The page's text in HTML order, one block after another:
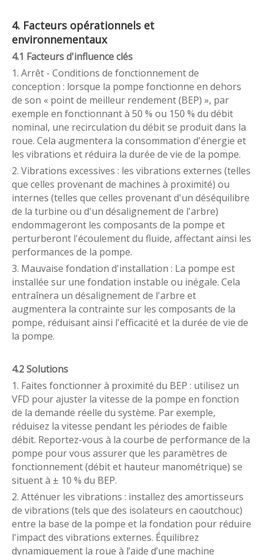
4. Facteurs opérationnels et
environnementaux
4.1 Facteurs d'influence clés
1. Arrêt - Conditions de fonctionnement de
conception : lorsque la pompe fonctionne en dehors
de son « point de meilleur rendement (BEP) », par
exemple en fonctionnant à 50 % ou 150 % du débit
nominal, une recirculation du débit se produit dans la
roue. Cela augmentera la consommation d'énergie et
les vibrations et réduira la durée de vie de la pompe.
2. Vibrations excessives : les vibrations externes (telles
que celles provenant de machines à proximité) ou
internes (telles que celles provenant d'un déséquilibre
de la turbine ou d'un désalignement de l'arbre)
endommageront les composants de la pompe et
perturberont l'écoulement du fluide, affectant ainsi les
performances de la pompe.
3. Mauvaise fondation d'installation : La pompe est
installée sur une fondation instable ou inégale. Cela
entraînera un désalignement de l'arbre et
augmentera la contrainte sur les composants de la
pompe, réduisant ainsi l'efficacité et la durée de vie de
la pompe.
4.2 Solutions
1. Faites fonctionner à proximité du BEP : utilisez un
VFD pour ajuster la vitesse de la pompe en fonction
de la demande réelle du système. Par exemple,
réduisez la vitesse pendant les périodes de faible
débit. Reportez-vous à la courbe de performance de la
pompe pour vous assurer que les paramètres de
fonctionnement (débit et hauteur manométrique) se
situent à ± 10 % du BEP.
2. Atténuer les vibrations : installez des amortisseurs
de vibrations (tels que des isolateurs en caoutchouc)
entre la base de la pompe et la fondation pour réduire
l'impact des vibrations externes. Équilibrez
dynamiquement la roue à l’aide d’une machine